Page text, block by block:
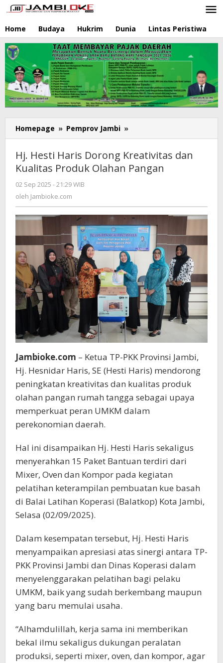
Lewati
ke
konten
Home Budaya Hukrim Dunia Lintas Peristiwa
Homepage » Pemprov Jambi »
Hesti
Dorong
Kreativitas
Pangan
Hj. Hesti Haris Dorong Kreativitas dan
Kualitas Produk Olahan Pangan
02 Sep 2025 - 21:29 WIB
oleh Jambioke.com
Jambioke.com – Ketua TP-PKK Provinsi Jambi,
Hj. Hesnidar Haris, SE (Hesti Haris) mendorong
peningkatan kreativitas dan kualitas produk
olahan pangan rumah tangga sebagai upaya
memperkuat peran UMKM dalam
perekonomian daerah.
Hal ini disampaikan Hj. Hesti Haris sekaligus
menyerahkan 15 Paket Bantuan terdiri dari
Mixer, Oven dan Kompor pada kegiatan
pelatihan keterampilan pembuatan kue basah
di Balai Latihan Koperasi (Balatkop) Kota Jambi,
Selasa (02/09/2025).
Dalam kesempatan tersebut, Hj. Hesti Haris
menyampaikan apresiasi atas sinergi antara TP-
PKK Provinsi Jambi dan Dinas Koperasi dalam
menyelenggarakan pelatihan bagi pelaku
UMKM, baik yang sudah berkembang maupun
yang baru memulai usaha.
“Alhamdulillah, kerja sama ini memberikan
bekal ilmu sekaligus dukungan peralatan
produksi, seperti mixer, oven, dan kompor, agar